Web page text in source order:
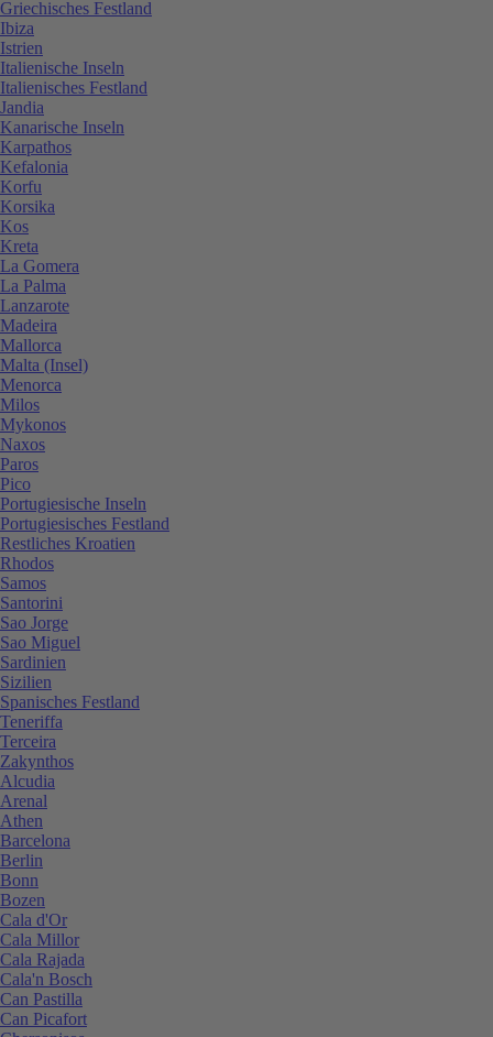
Griechisches Festland
Ibiza
Istrien
Italienische Inseln
Italienisches Festland
Jandia
Kanarische Inseln
Karpathos
Kefalonia
Korfu
Korsika
Kos
Kreta
La Gomera
La Palma
Lanzarote
Madeira
Mallorca
Malta (Insel)
Menorca
Milos
Mykonos
Naxos
Paros
Pico
Portugiesische Inseln
Portugiesisches Festland
Restliches Kroatien
Rhodos
Samos
Santorini
Sao Jorge
Sao Miguel
Sardinien
Sizilien
Spanisches Festland
Teneriffa
Terceira
Zakynthos
Alcudia
Arenal
Athen
Barcelona
Berlin
Bonn
Bozen
Cala d'Or
Cala Millor
Cala Rajada
Cala'n Bosch
Can Pastilla
Can Picafort